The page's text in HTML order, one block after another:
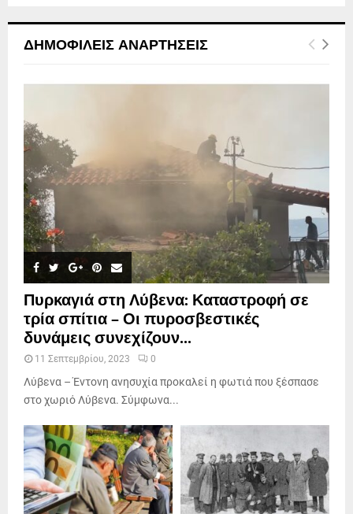
ΔΗΜΟΦΙΛΕΊΣ ΑΝΑΡΤΉΣΕΙΣ
Πυρκαγιά στη Λύβενα: Καταστροφή σε
τρία σπίτια – Οι πυροσβεστικές
δυνάμεις συνεχίζουν...
11 Σεπτεμβρίου, 2023 0
Λύβενα – Έντονη ανησυχία προκαλεί η φωτιά που ξέσπασε
στο χωριό Λύβενα. Σύμφωνα...